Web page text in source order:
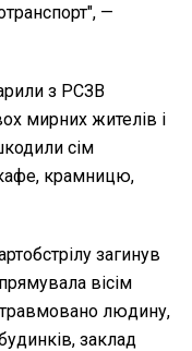
—
з РСЗВ
мирних жителів і
сім
крамницю,
загинув
вісім
людину,
заклад